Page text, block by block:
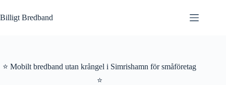
till
innehåll
Billigt Bredband
⭐ Mobilt bredband utan krångel i Simrishamn för småföretag
⭐